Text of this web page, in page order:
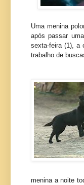
Uma menina
após passar
sexta-feira (1), a
trabalho de
menina a noite